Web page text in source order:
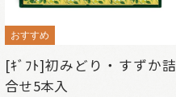
おすすめ
[ｷﾞﾌﾄ]初みどり・すずか詰
合せ5本入